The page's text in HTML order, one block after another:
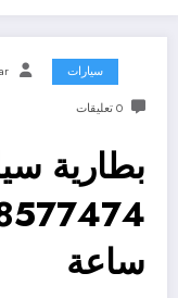
سيارات
0 تعليقات
بطارية
ساعة